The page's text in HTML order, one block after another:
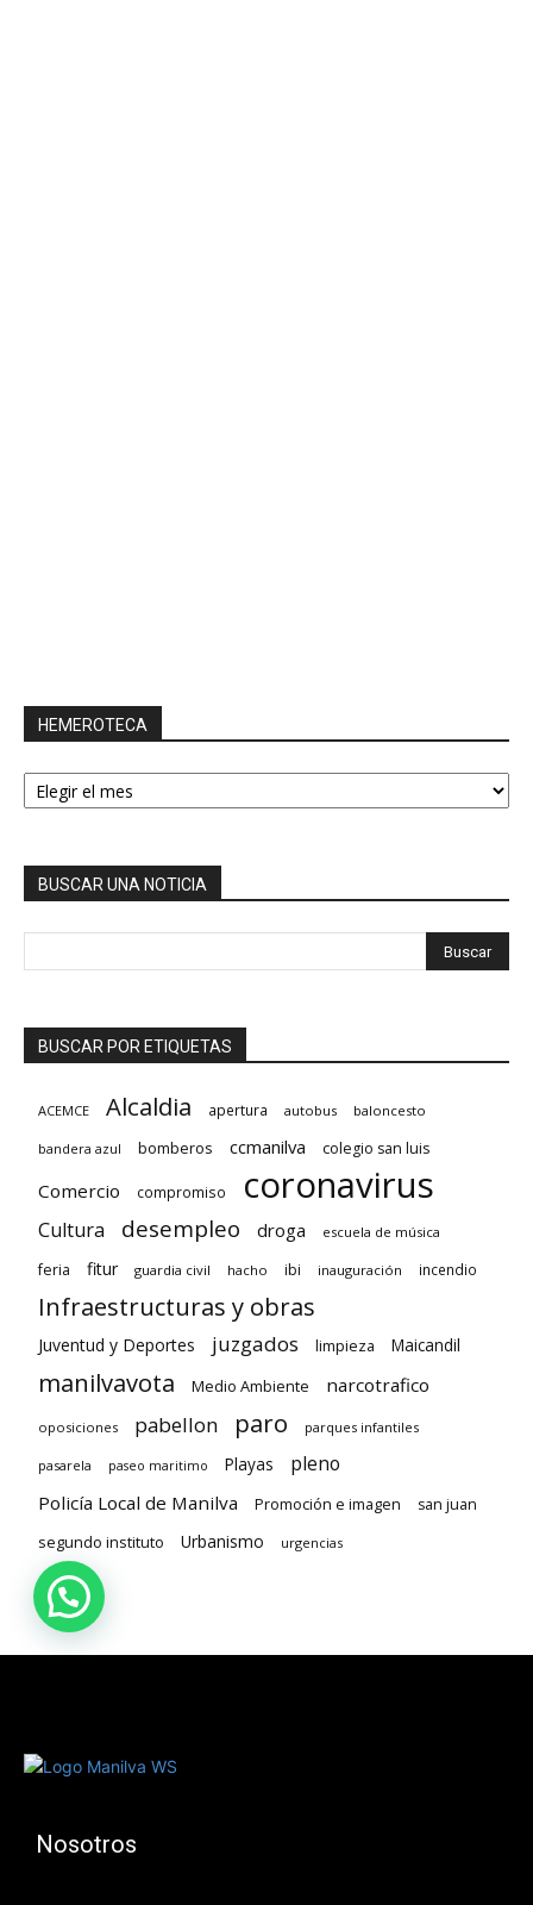
HEMEROTECA
HEMEROTECA
BUSCAR UNA NOTICIA
BUSCAR POR ETIQUETAS
ACEMCE Alcaldia apertura autobus baloncesto
bandera azul bomberos ccmanilva colegio san luis
Comercio compromiso coronavirus
Cultura desempleo droga escuela de música
feria fitur guardia civil hacho ibi inauguración incendio
Infraestructuras y obras
Juventud y Deportes juzgados limpieza Maicandil
manilvavota Medio Ambiente narcotrafico
oposiciones pabellon paro parques infantiles
pasarela paseo maritimo Playas pleno
Policía Local de Manilva Promoción e imagen san juan
segundo instituto Urbanismo urgencias
Nosotros